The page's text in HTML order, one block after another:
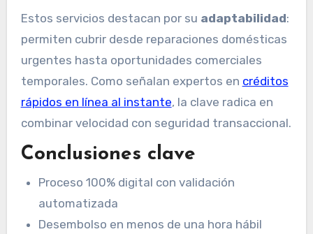
Estos servicios destacan por su adaptabilidad:
permiten cubrir desde reparaciones domésticas
urgentes hasta oportunidades comerciales
temporales. Como señalan expertos en créditos
rápidos en línea al instante, la clave radica en
combinar velocidad con seguridad transaccional.
Conclusiones clave
Proceso 100% digital con validación
automatizada
Desembolso en menos de una hora hábil